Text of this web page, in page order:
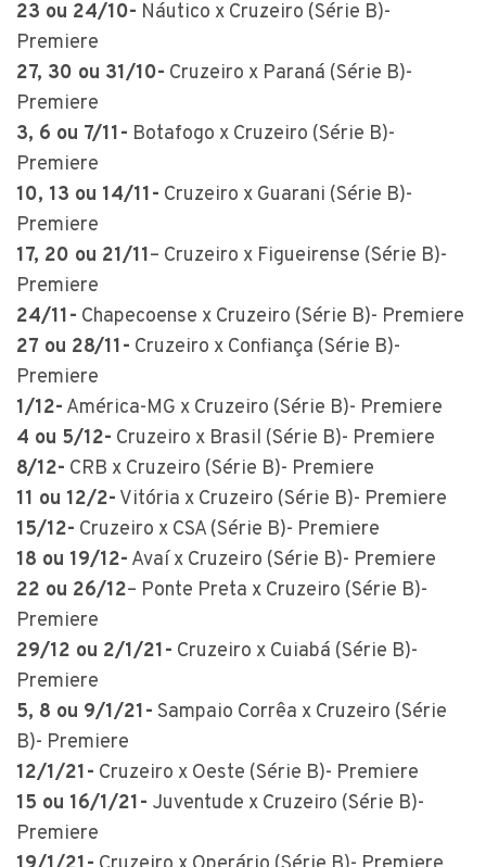
23 ou 24/10- Náutico x Cruzeiro (Série B)-
Premiere
27, 30 ou 31/10- Cruzeiro x Paraná (Série B)-
Premiere
3, 6 ou 7/11- Botafogo x Cruzeiro (Série B)-
Premiere
10, 13 ou 14/11- Cruzeiro x Guarani (Série B)-
Premiere
17, 20 ou 21/11– Cruzeiro x Figueirense (Série B)-
Premiere
24/11- Chapecoense x Cruzeiro (Série B)- Premiere
27 ou 28/11- Cruzeiro x Confiança (Série B)-
Premiere
1/12- América-MG x Cruzeiro (Série B)- Premiere
4 ou 5/12- Cruzeiro x Brasil (Série B)- Premiere
8/12- CRB x Cruzeiro (Série B)- Premiere
11 ou 12/2- Vitória x Cruzeiro (Série B)- Premiere
15/12- Cruzeiro x CSA (Série B)- Premiere
18 ou 19/12- Avaí x Cruzeiro (Série B)- Premiere
22 ou 26/12– Ponte Preta x Cruzeiro (Série B)-
Premiere
29/12 ou 2/1/21- Cruzeiro x Cuiabá (Série B)-
Premiere
5, 8 ou 9/1/21- Sampaio Corrêa x Cruzeiro (Série
B)- Premiere
12/1/21- Cruzeiro x Oeste (Série B)- Premiere
15 ou 16/1/21- Juventude x Cruzeiro (Série B)-
Premiere